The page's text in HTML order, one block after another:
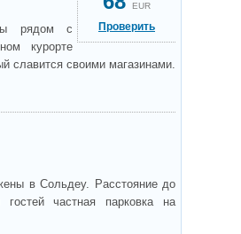
EUR
Проверить
рядом с
курорте
славится своими магазинами.
в Сольдеу. Расстояние до
частная парковка на